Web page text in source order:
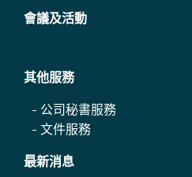
會議及活動
其他服務
- 公司秘書服務
- 文件服務
最新消息